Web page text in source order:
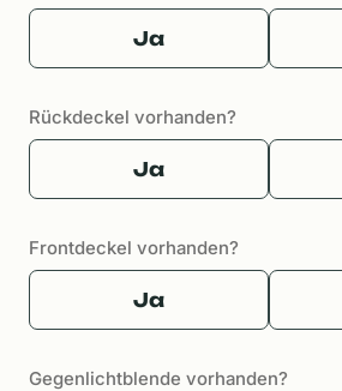
Ja
Rückdeckel vorhanden?
Ja
Frontdeckel vorhanden?
Ja
Gegenlichtblende vorhanden?